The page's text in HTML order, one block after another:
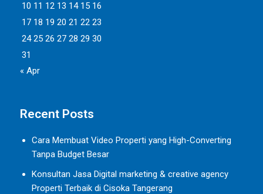
10 11 12 13 14 15 16
17 18 19 20 21 22 23
24 25 26 27 28 29 30
31
« Apr
Recent Posts
Cara Membuat Video Properti yang High-Converting
Tanpa Budget Besar
Konsultan Jasa Digital marketing & creative agency
Properti Terbaik di Cisoka Tangerang